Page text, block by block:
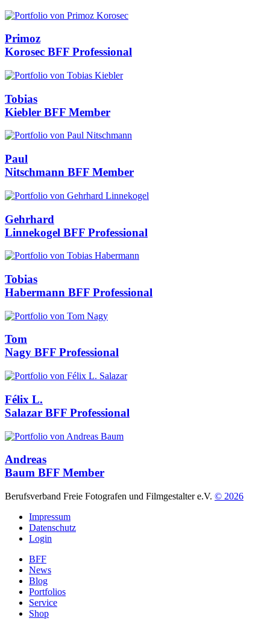
Primoz
Korosec BFF Professional
Tobias
Kiebler BFF Member
Paul
Nitschmann BFF Member
Gehrhard
Linnekogel BFF Professional
Tobias
Habermann BFF Professional
Tom
Nagy BFF Professional
Félix L.
Salazar BFF Professional
Andreas
Baum BFF Member
Berufsverband Freie Fotografen und Filmgestalter e.V. © 2026
Impressum
Datenschutz
Login
BFF
News
Blog
Portfolios
Service
Shop